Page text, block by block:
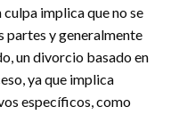
implica que no se
partes y generalmente
un divorcio basado en
ya que implica
específicos, como